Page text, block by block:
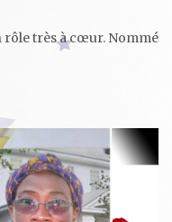
rôle très à cœur. Nommé